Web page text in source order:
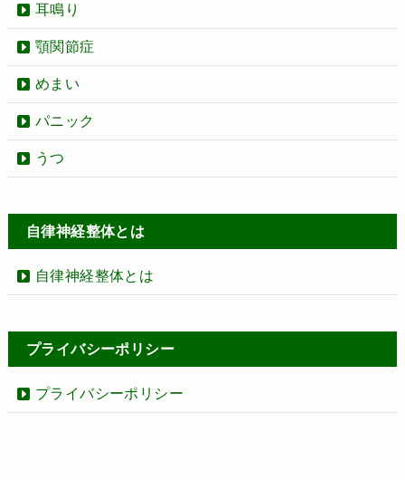
耳鳴り
顎関節症
めまい
パニック
うつ
自律神経整体とは
自律神経整体とは
プライバシーポリシー
プライバシーポリシー